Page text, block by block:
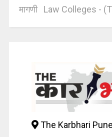
मागणी Law Colleges -
The Karbhari Pune